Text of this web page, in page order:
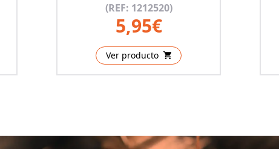
(REF: 1212520)
5,95€
Ver producto